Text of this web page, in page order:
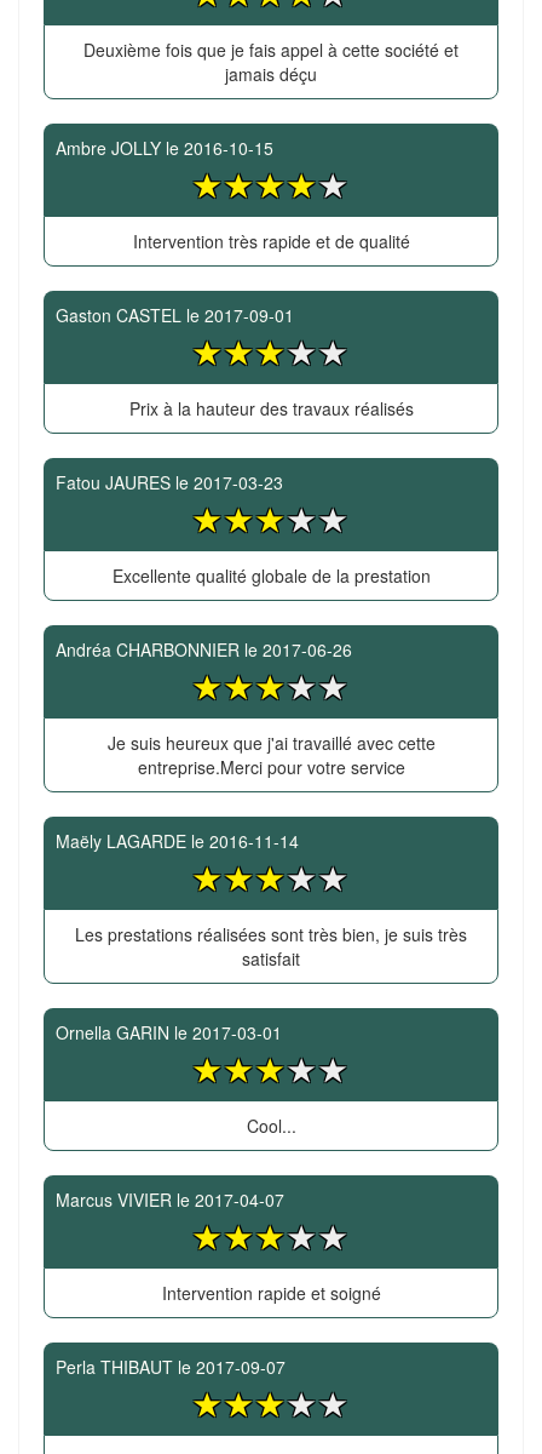
Deuxième fois que je fais appel à cette société et
jamais déçu
Ambre JOLLY le 2016-10-15
Intervention très rapide et de qualité
Gaston CASTEL le 2017-09-01
Prix à la hauteur des travaux réalisés
Fatou JAURES le 2017-03-23
Excellente qualité globale de la prestation
Andréa CHARBONNIER le 2017-06-26
Je suis heureux que j'ai travaillé avec cette
entreprise.Merci pour votre service
Maëly LAGARDE le 2016-11-14
Les prestations réalisées sont très bien, je suis très
satisfait
Ornella GARIN le 2017-03-01
Cool...
Marcus VIVIER le 2017-04-07
Intervention rapide et soigné
Perla THIBAUT le 2017-09-07